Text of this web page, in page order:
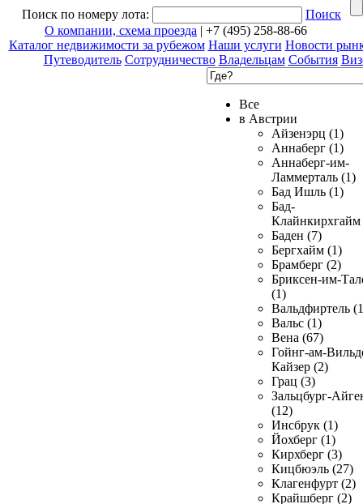
Поиск по номеру лота:
Поиск
О компании, схема проезда | +7 (495) 258-88-66
Каталог недвижимости за рубежом Наши услуги Новости
Путеводитель Сотрудничество Владельцам События
Все
в Австрии
Айзенэрц (1)
Аннаберг (1)
Аннаберг-им-
Ламмерталь (1)
Бад Ишль (1)
Бад-
Клайнкирхгайм
Баден (7)
Бергхайм (1)
Брамберг (2)
Бриксен-им-
(1)
Вальдфиртель
Вальс (1)
Вена (67)
Гойнг-ам-
Кайзер (2)
Грац (3)
Зальцбург-
(12)
Инсбрук (1)
Йохберг (1)
Кирхберг (3)
Кицбюэль (27)
Клагенфурт (2)
Крайшберг (2)